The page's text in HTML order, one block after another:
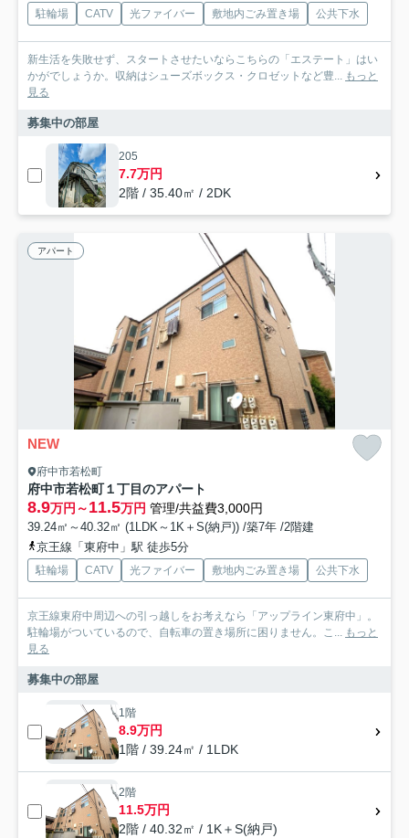
駐輪場 CATV 光ファイバー 敷地内ごみ置き場 公共下水
新生活を失敗せず、スタートさせたいならこちらの「エステート」はい
かがでしょうか。収納はシューズボックス・クロゼットなど豊... もっと
見る
募集中の部屋
205
7.7万円
2階 / 35.40㎡ / 2DK
アパート
NEW
府中市若松町
府中市若松町１丁目のアパート
8.9万円～11.5万円 管理/共益費3,000円
39.24㎡～40.32㎡ (1LDK～1K＋S(納戸)) /築7年 /2階建
京王線「東府中」駅 徒歩5分
駐輪場 CATV 光ファイバー 敷地内ごみ置き場 公共下水
京王線東府中周辺への引っ越しをお考えなら「アップライン東府中」。
駐輪場がついているので、自転車の置き場所に困りません。こ... もっと
見る
募集中の部屋
1階
8.9万円
1階 / 39.24㎡ / 1LDK
2階
11.5万円
2階 / 40.32㎡ / 1K＋S(納戸)